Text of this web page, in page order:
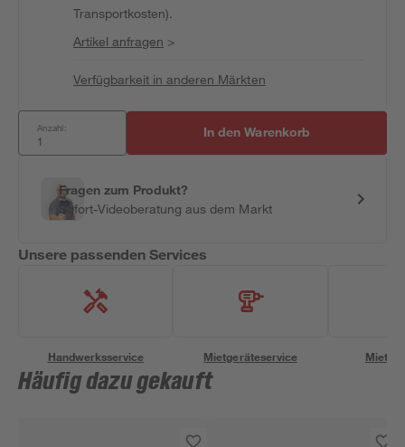
Transportkosten).
Artikel anfragen >
Verfügbarkeit in anderen Märkten
Anzahl: In den Warenkorb
Fragen zum Produkt?
Sofort-Videoberatung aus dem Markt
Unsere passenden Services
Handwerksservice Mietgeräteservice
Häufig dazu gekauft